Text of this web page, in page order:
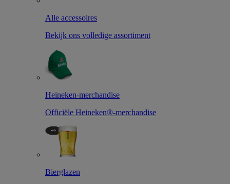
Alle accessoires
Bekijk ons volledige assortiment
Heineken-merchandise
Officiële Heineken®-merchandise
Bierglazen